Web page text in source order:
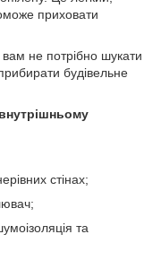
приховати
не потрібно шукати
будівельне
стінах;
та